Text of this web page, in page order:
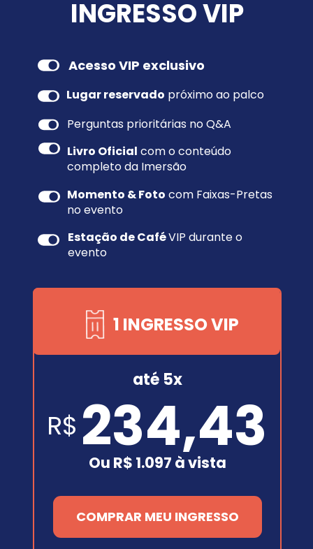
INGRESSO VIP
Acesso VIP exclusivo
1 INGRESSO VIP
Lugar reservado próximo ao palco
até 5x
Perguntas prioritárias no Q&A
234,43
R$
Livro Oficial com o conteúdo
completo da Imersão
Ou R$ 1.097 à vista
Momento & Foto com Faixas-Pretas
no evento
COMPRAR MEU INGRESSO
Estação de Café VIP durante o
evento